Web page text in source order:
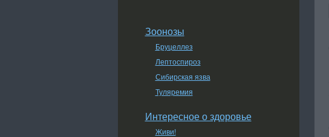
Зоонозы
Бруцеллез
Лептоспироз
Сибирская язва
Туляремия
Интересное о здоровье
Живи!